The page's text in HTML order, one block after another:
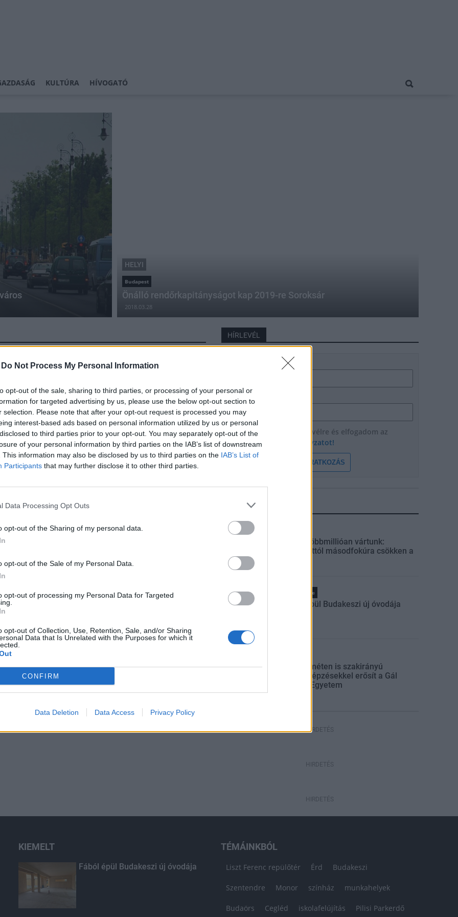
Do Not Process My Personal Information
opt-out of the sale, sharing to third parties, or processing of your personal or
for targeted advertising by us, please use the below opt-out section to
selection. Please note that after your opt-out request is processed you may
interest-based ads based on personal information utilized by us or personal
to third parties prior to your opt-out. You may separately opt-out of the
of your personal information by third parties on the IAB’s list of downstream
This information may also be disclosed by us to third parties on the IAB’s List of
Participants that may further disclose it to other third parties.
Data Processing Opt Outs
opt-out of the Sharing of my personal data.
opt-out of the Sale of my Personal Data.
opt-out of processing my Personal Data for Targeted
opt-out of Collection, Use, Retention, Sale, and/or Sharing
Data that Is Unrelated with the Purposes for which it
CONFIRM
Data Deletion Data Access Privacy Policy
KULTÚRA HÍVOGATÓ
HELYI
Budapest
Önálló rendőrkapitányságot kap 2019-re Soroksár
2018.03.28
Kilenc új térfigyelő kamera növeli a
2017.07.12
Az önkormányzat a lakók kérésére bővítette térfigyelő
rendszerét, a négymillió forintos beruházást a város
saját forrásaiból fedezte.
Száz térfigyelő kamera pásztázza majd
2016.12.05
városba, a közterület fenntartók pedig megelőzésre
HÍRLEVÉL
E-mail cím
Feliratkozom a hírlevélre és elfogadom az
adatvédelmi szabályzatot!
FELIRATKOZÁS
LEGFRISSEBB
Amire többmillióan vártunk:
szombattól másodfokúra csökken a
Pest megye
Fából épül Budakeszi új óvodája
Kecskeméten is szakirányú
továbbképzésekkel erősít a Gál
Ferenc Egyetem
HIRDETÉS
HIRDETÉS
HIRDETÉS
KIEMELT
Fából épül Budakeszi új óvodája
TÉMÁINKBÓL
Liszt Ferenc repülőtér Érd Budakeszi
Szentendre Monor színház munkahelyek
Budaörs Cegléd iskolafelújítás Pilisi Parkerdő